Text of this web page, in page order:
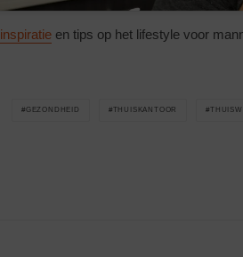
inspiratie en tips op het lifestyle voor
GEZONDHEID THUISKANTOOR